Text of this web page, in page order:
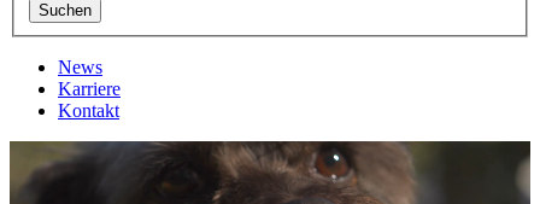
News
Karriere
Kontakt